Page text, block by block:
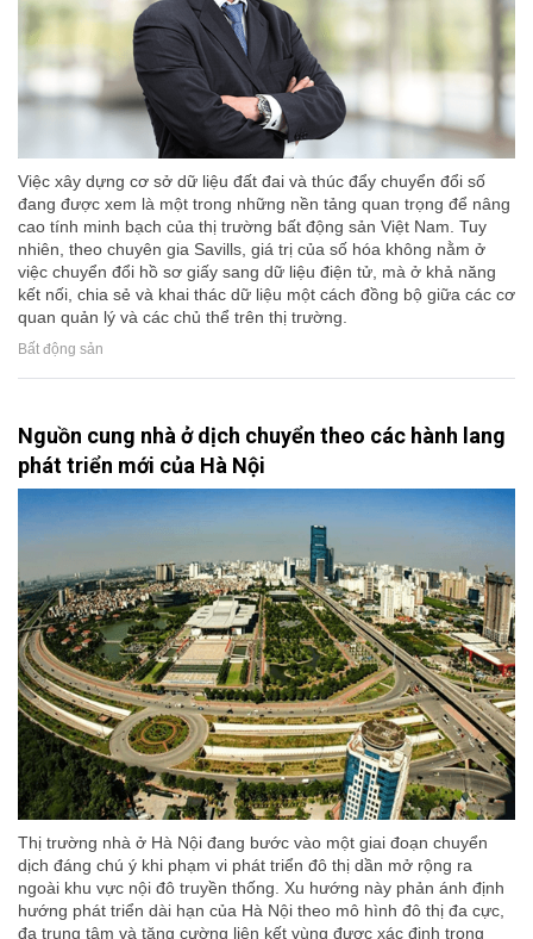
Việc xây dựng cơ sở dữ liệu đất đai và thúc đẩy chuyển đổi số
đang được xem là một trong những nền tảng quan trọng để nâng
cao tính minh bạch của thị trường bất động sản Việt Nam. Tuy
nhiên, theo chuyên gia Savills, giá trị của số hóa không nằm ở
việc chuyển đổi hồ sơ giấy sang dữ liệu điện tử, mà ở khả năng
kết nối, chia sẻ và khai thác dữ liệu một cách đồng bộ giữa các cơ
quan quản lý và các chủ thể trên thị trường.
Bất động sản
Nguồn cung nhà ở dịch chuyển theo các hành lang
phát triển mới của Hà Nội
Thị trường nhà ở Hà Nội đang bước vào một giai đoạn chuyển
dịch đáng chú ý khi phạm vi phát triển đô thị dần mở rộng ra
ngoài khu vực nội đô truyền thống. Xu hướng này phản ánh định
hướng phát triển dài hạn của Hà Nội theo mô hình đô thị đa cực,
đa trung tâm và tăng cường liên kết vùng được xác định trong